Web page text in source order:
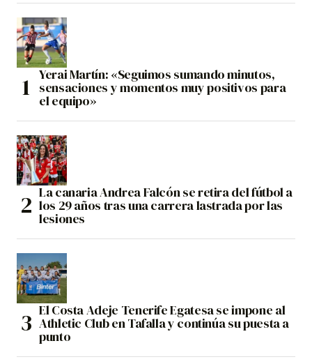
Yerai Martín: «Seguimos sumando minutos,
sensaciones y momentos muy positivos para
el equipo»
La canaria Andrea Falcón se retira del fútbol a
los 29 años tras una carrera lastrada por las
lesiones
El Costa Adeje Tenerife Egatesa se impone al
Athletic Club en Tafalla y continúa su puesta a
punto